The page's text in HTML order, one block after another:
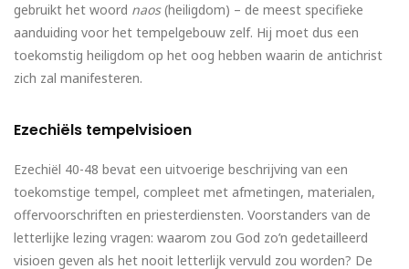
gebruikt het woord naos(heiligdom) – de meest specifieke
aanduiding voor het tempelgebouw zelf. Hij moet dus een
toekomstig heiligdom op het oog hebben waarin de antichrist
zich zal manifesteren.
Ezechiëls tempelvisioen
Ezechiël 40-48 bevat een uitvoerige beschrijving van een
toekomstige tempel, compleet met afmetingen, materialen,
offervoorschriften en priesterdiensten. Voorstanders van de
letterlijke lezing vragen: waarom zou God zo’n gedetailleerd
visioen geven als het nooit letterlijk vervuld zou worden? De